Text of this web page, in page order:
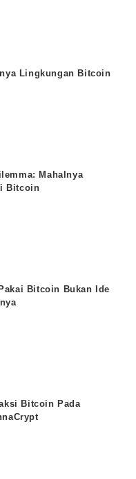
Lingkungan Bitcoin
Mahalnya
Bitcoin
Bitcoin Bukan Ide
Bitcoin Pada